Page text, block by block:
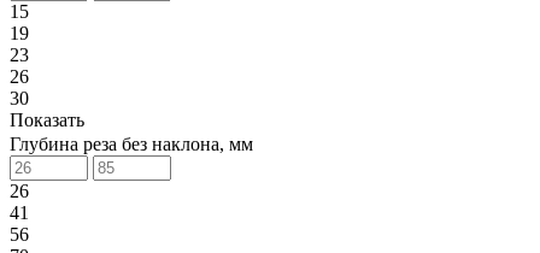
15
19
23
26
30
Показать
Глубина реза без наклона, мм
26
41
56